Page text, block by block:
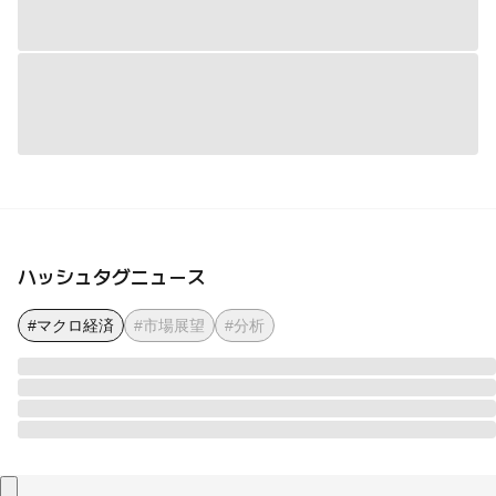
ハッシュタグニュース
#マクロ経済 #市場展望 #分析